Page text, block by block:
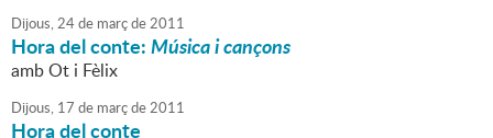
Dijous,24de marçde2011
Hora del conte:Música i cançons
amb Ot i Fèlix
Dijous, 17 de marçde2011
Hora del conte